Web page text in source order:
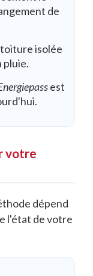
de
isolée
pluie.
est
votre
dépend
l'état de votre